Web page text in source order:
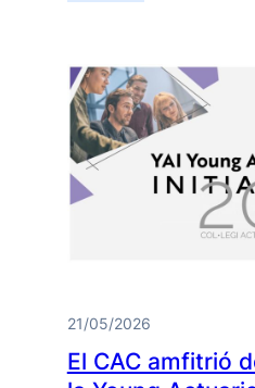
21/05/2026
El CAC amfitrió